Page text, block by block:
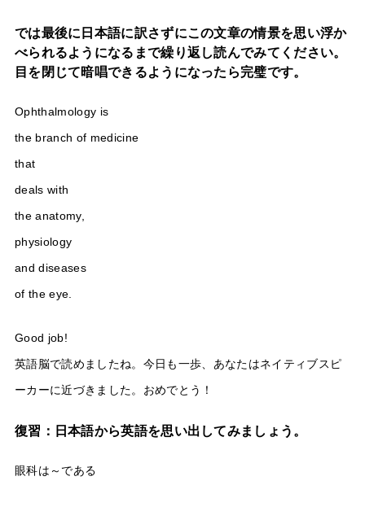
では最後に日本語に訳さずにこの文章の情景を思い浮か
べられるようになるまで繰り返し読んでみてください。
目を閉じて暗唱できるようになったら完璧です。
Ophthalmology is
the branch of medicine
that
deals with
the anatomy,
physiology
and diseases
of the eye.
Good job!
英語脳で読めましたね。今日も一歩、あなたはネイティブスピ
ーカーに近づきました。おめでとう！
復習：日本語から英語を思い出してみましょう。
眼科は～である